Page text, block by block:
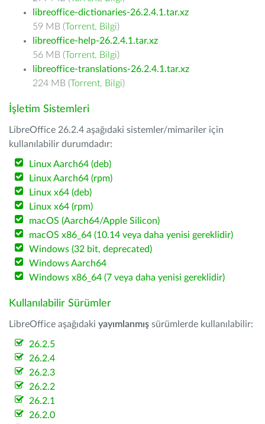
libreoffice-dictionaries-26.2.4.1.tar.xz
59 MB (Torrent, Bilgi)
libreoffice-help-26.2.4.1.tar.xz
56 MB (Torrent, Bilgi)
libreoffice-translations-26.2.4.1.tar.xz
224 MB (Torrent, Bilgi)
İşletim Sistemleri
LibreOffice 26.2.4 aşağıdaki sistemler/mimariler için
kullanılabilir durumdadır:
Linux Aarch64 (deb)
Linux Aarch64 (rpm)
Linux x64 (deb)
Linux x64 (rpm)
macOS (Aarch64/Apple Silicon)
macOS x86_64 (10.14 veya daha yenisi gereklidir)
Windows (32 bit, deprecated)
Windows Aarch64
Windows x86_64 (7 veya daha yenisi gereklidir)
Kullanılabilir Sürümler
LibreOffice aşağıdaki yayımlanmış sürümlerde kullanılabilir:
26.2.5
26.2.4
26.2.3
26.2.2
26.2.1
26.2.0